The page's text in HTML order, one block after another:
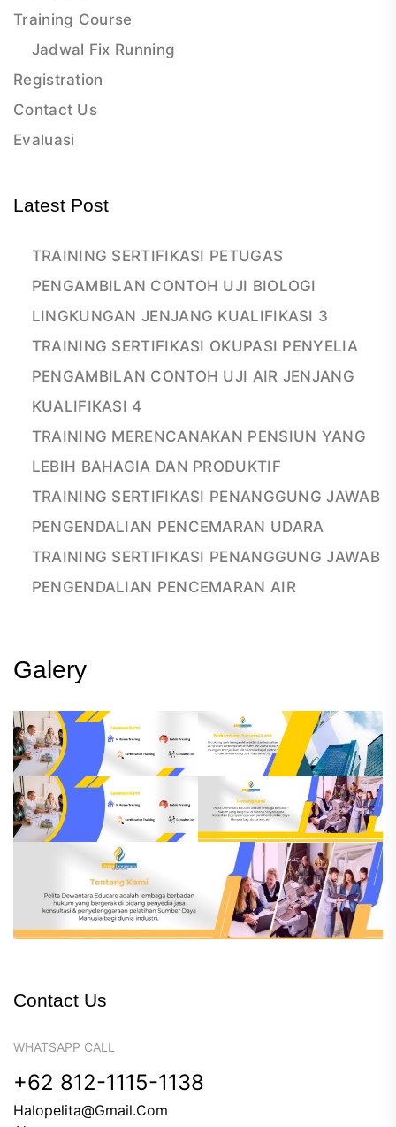
Training Course
Jadwal Fix Running
Registration
Contact Us
Evaluasi
Latest Post
TRAINING SERTIFIKASI PETUGAS
PENGAMBILAN CONTOH UJI BIOLOGI
LINGKUNGAN JENJANG KUALIFIKASI 3
TRAINING SERTIFIKASI OKUPASI PENYELIA
PENGAMBILAN CONTOH UJI AIR JENJANG
KUALIFIKASI 4
TRAINING MERENCANAKAN PENSIUN YANG
LEBIH BAHAGIA DAN PRODUKTIF
TRAINING SERTIFIKASI PENANGGUNG JAWAB
PENGENDALIAN PENCEMARAN UDARA
TRAINING SERTIFIKASI PENANGGUNG JAWAB
PENGENDALIAN PENCEMARAN AIR
Galery
Contact Us
WHATSAPP CALL
+62 812-1115-1138
Halopelita@gmail.com